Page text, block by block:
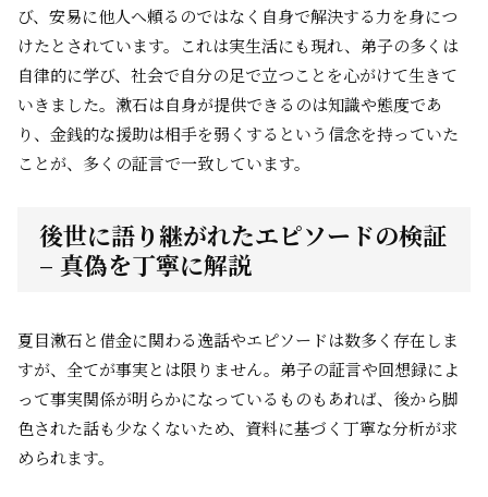
び、安易に他人へ頼るのではなく自身で解決する力を身につ
けたとされています。これは実生活にも現れ、弟子の多くは
自律的に学び、社会で自分の足で立つことを心がけて生きて
いきました。漱石は自身が提供できるのは知識や態度であ
り、金銭的な援助は相手を弱くするという信念を持っていた
ことが、多くの証言で一致しています。
後世に語り継がれたエピソードの検証
– 真偽を丁寧に解説
夏目漱石と借金に関わる逸話やエピソードは数多く存在しま
すが、全てが事実とは限りません。弟子の証言や回想録によ
って事実関係が明らかになっているものもあれば、後から脚
色された話も少なくないため、資料に基づく丁寧な分析が求
められます。